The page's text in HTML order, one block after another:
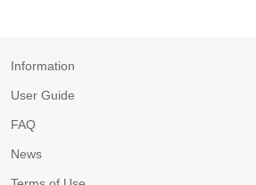
Information
User Guide
FAQ
News